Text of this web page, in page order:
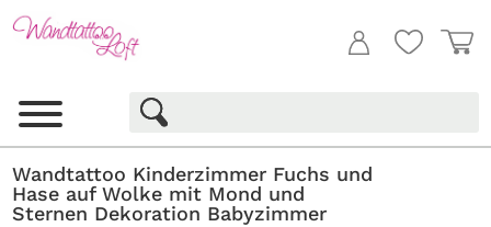
Wandtattoo Kinderzimmer Fuchs und
Hase auf Wolke mit Mond und
Sternen Dekoration Babyzimmer